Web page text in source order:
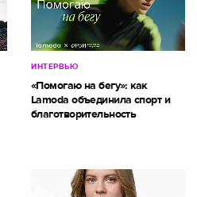
ИНТЕРВЬЮ
«Помогаю на бегу»: как
Lamoda объединила спорт и
благотворительность